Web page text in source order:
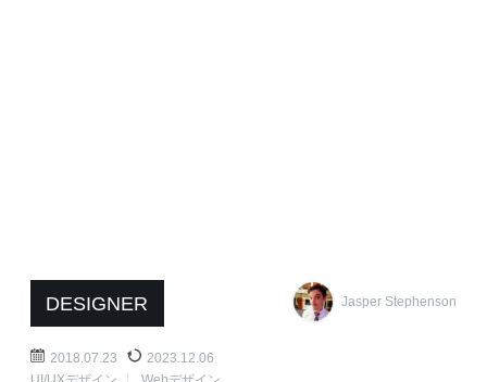
DESIGNER Jasper Stephenson
2018.07.23
2023.12.06